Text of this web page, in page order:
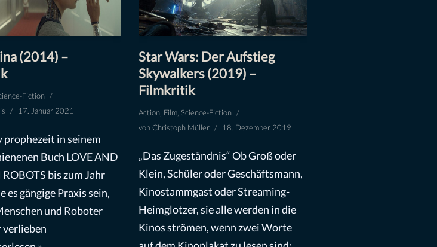
(2014) –
Fiction
17. Januar 2021
prophezeit in seinem
Buch LOVE AND
bis zum Jahr
es gängige Praxis sein,
und Roboter
verlieben
Star Wars: Der Aufstieg
Skywalkers (2019) –
Filmkritik
Action, Film, Science-Fiction
vonChristoph Müller 18. Dezember 2019
„Das Zugeständnis“ Ob Groß oder
Klein, Schüler oder Geschäftsmann,
Kinostammgast oder Streaming-
Heimglotzer, sie alle werden in die
Kinos strömen, wenn zwei Worte